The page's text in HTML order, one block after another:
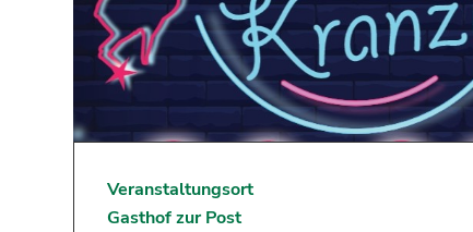
Veranstaltungsort
Gasthof zur Post